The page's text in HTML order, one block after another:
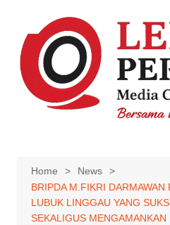
content
Home
News
BRIPDA M.FIKRI DARMAWAN
LUBUK LINGGAU YANG
SEKALIGUS MENGAMANKAN